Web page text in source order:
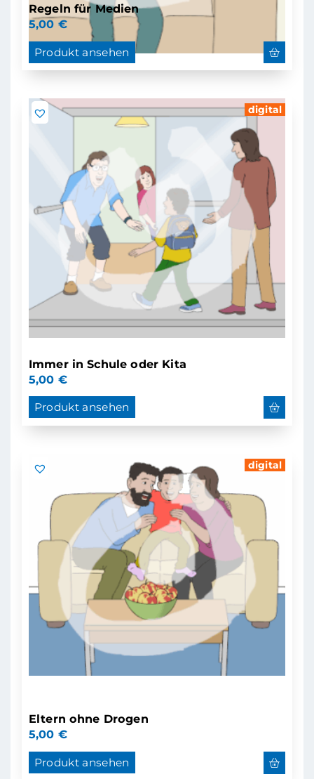
Regeln für Medien
5,00 €
Produkt ansehen
digital
Immer in Schule oder Kita
5,00 €
Produkt ansehen
digital
Eltern ohne Drogen
5,00 €
Produkt ansehen